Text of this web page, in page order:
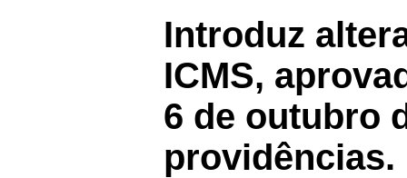
Introduz
ICMS,
6 de outubro
providências.